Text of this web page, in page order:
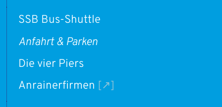
SSB Bus-Shuttle
Anfahrt & Parken
Die vier Piers
Anrainerfirmen